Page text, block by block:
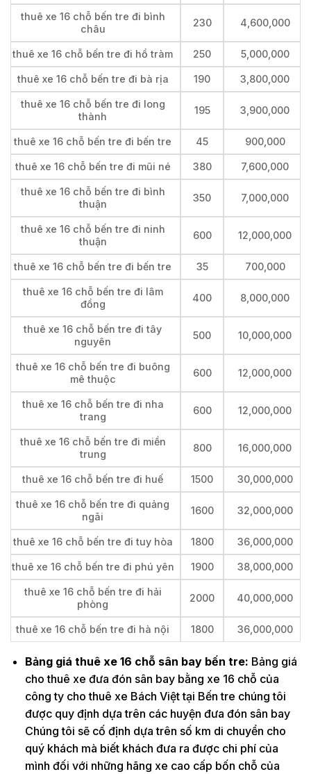
thuê xe 16 chỗ bến tre đi bình
châu
230 4,600,000
thuê xe 16 chỗ bến tre đi hồ tràm 250 5,000,000
thuê xe 16 chỗ bến tre đi bà rịa 190 3,800,000
thuê xe 16 chỗ bến tre đi long
thành
195 3,900,000
thuê xe 16 chỗ bến tre đi bến tre 45 900,000
thuê xe 16 chỗ bến tre đi mũi né 380 7,600,000
thuê xe 16 chỗ bến tre đi bình
thuận
350 7,000,000
thuê xe 16 chỗ bến tre đi ninh
thuận
600 12,000,000
thuê xe 16 chỗ bến tre đi bến tre 35 700,000
thuê xe 16 chỗ bến tre đi lâm
đồng
400 8,000,000
thuê xe 16 chỗ bến tre đi tây
nguyên
500 10,000,000
thuê xe 16 chỗ bến tre đi buông
mê thuộc
600 12,000,000
thuê xe 16 chỗ bến tre đi nha
trang
600 12,000,000
thuê xe 16 chỗ bến tre đi miền
trung
800 16,000,000
thuê xe 16 chỗ bến tre đi huế 1500 30,000,000
thuê xe 16 chỗ bến tre đi quảng
ngãi
1600 32,000,000
thuê xe 16 chỗ bến tre đi tuy hòa 1800 36,000,000
thuê xe 16 chỗ bến tre đi phú yên 1900 38,000,000
thuê xe 16 chỗ bến tre đi hải
phòng
2000 40,000,000
thuê xe 16 chỗ bến tre đi hà nội 1800 36,000,000
Bảng giá thuê xe 16 chỗ sân bay bến tre: Bảng giá
cho thuê xe đưa đón sân bay bằng xe 16 chỗ của
công ty cho thuê xe Bách Việt tại Bến tre chúng tôi
được quy định dựa trên các huyện đưa đón sân bay
Chúng tôi sẽ cố định dựa trên số km di chuyển cho
quý khách mà biết khách đưa ra được chi phí của
mình đối với những hãng xe cao cấp bốn chỗ của